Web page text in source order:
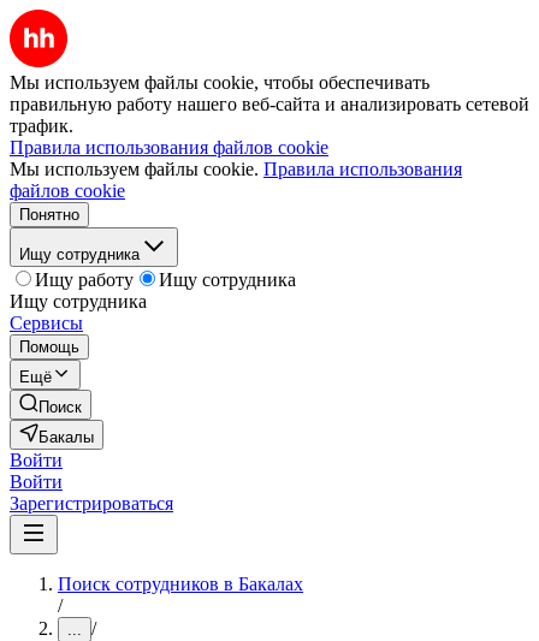
Мы используем файлы cookie, чтобы обеспечивать
правильную работу нашего веб-сайта и анализировать сетевой
трафик.
Правила использования файлов cookie
Мы используем файлы cookie. Правила использования
файлов cookie
Понятно
Ищу сотрудника
Ищу работу
Ищу сотрудника
Ищу сотрудника
Сервисы
Помощь
Ещё
Поиск
Бакалы
Войти
Войти
Зарегистрироваться
Поиск сотрудников в Бакалах
/
... /